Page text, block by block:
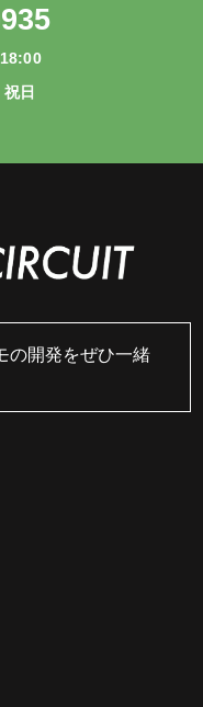
日
の開発をぜひ一緒